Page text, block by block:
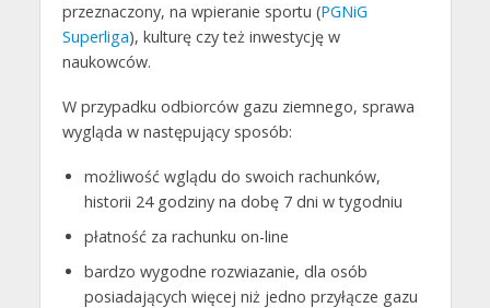
przeznaczony, na wpieranie sportu (PGNiG
Superliga), kulturę czy też inwestycję w
naukowców.
W przypadku odbiorców gazu ziemnego, sprawa
wygląda w następujący sposób:
możliwość wglądu do swoich rachunków,
historii 24 godziny na dobę 7 dni w tygodniu
płatność za rachunku on-line
bardzo wygodne rozwiazanie, dla osób
posiadających więcej niż jedno przyłącze gazu